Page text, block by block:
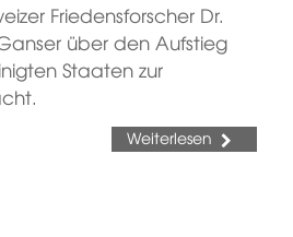
Friedensforscher Dr.
über den Aufstieg
Staaten zur
Weiterlesen